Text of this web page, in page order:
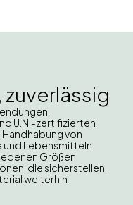
U.N.-zertifizierten
von
und Lebensmitteln.
Größen
die sicherstellen,
weiterhin